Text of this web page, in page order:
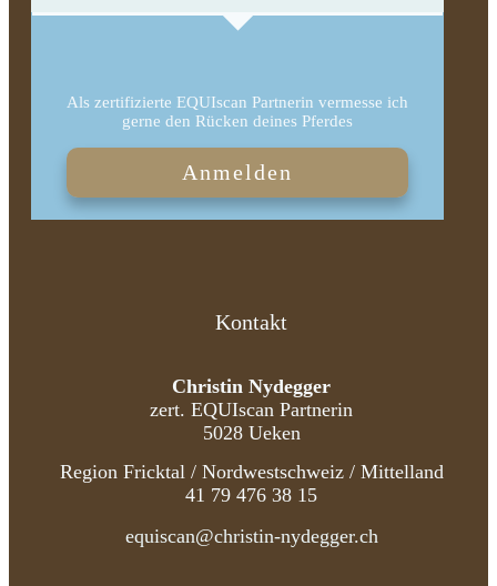
Als zertifizierte EQUIscan Partnerin vermesse ich
gerne den Rücken deines Pferdes
Anmelden
Kontakt
Christin Nydegger
zert. EQUIscan Partnerin
5028 Ueken
Region Fricktal / Nordwestschweiz / Mittelland
41 79 476 38 15
equiscan@christin-nydegger.ch